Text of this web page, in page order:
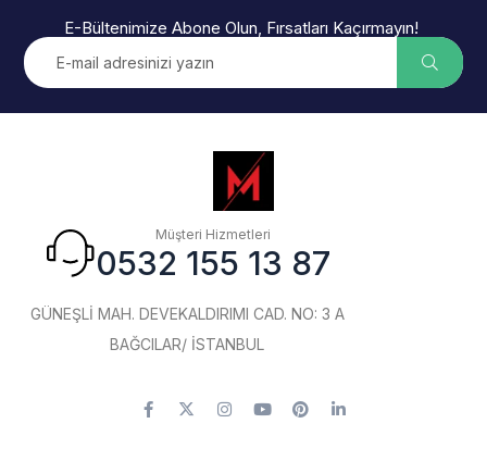
E-Bültenimize Abone Olun, Fırsatları Kaçırmayın!
Müşteri Hizmetleri
0532 155 13 87
GÜNEŞLİ MAH. DEVEKALDIRIMI CAD. NO: 3 A
BAĞCILAR/ İSTANBUL